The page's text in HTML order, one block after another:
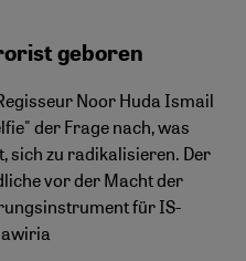
geboren
Noor Huda Ismail
der Frage nach, was
sich zu radikalisieren. Der
vor der Macht der
für IS-